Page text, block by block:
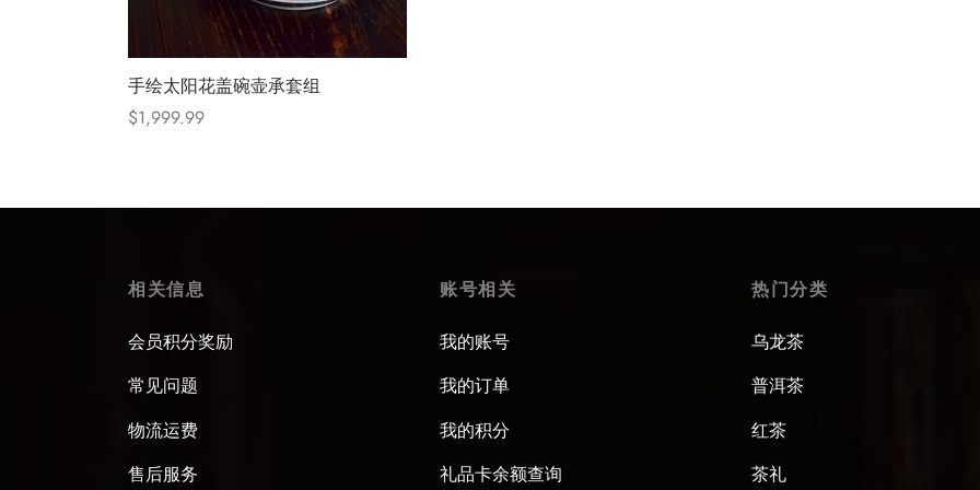
手绘太阳花盖碗壶承套组
$1,999.99
相关信息
会员积分奖励
常见问题
物流运费
售后服务
账号相关
我的账号
我的订单
我的积分
礼品卡余额查询
热门分类
乌龙茶
普洱茶
红茶
茶礼